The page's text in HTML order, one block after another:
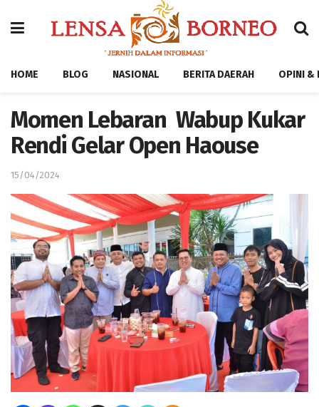
HOME BLOG NASIONAL BERITA DAERAH OPINI &
Momen Lebaran Wabup Kukar
Rendi Gelar Open Haouse
15/04/2024